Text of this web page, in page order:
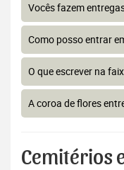
Vocês fazem
Como posso entrar
O que escrever na
A coroa de flores
Cemitérios